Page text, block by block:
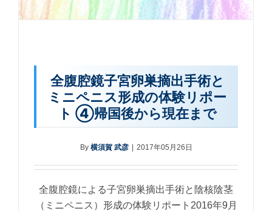
全腹腔鏡子宮卵巣摘出手術と
ミニペニス形成の体験リポー
ト ④帰国後から現在まで
By 横須賀 武彦 | 2017年05月26日
全腹腔鏡による子宮卵巣摘出手術と陰核陰茎
（ミニペニス）形成の体験リポート2016年9月